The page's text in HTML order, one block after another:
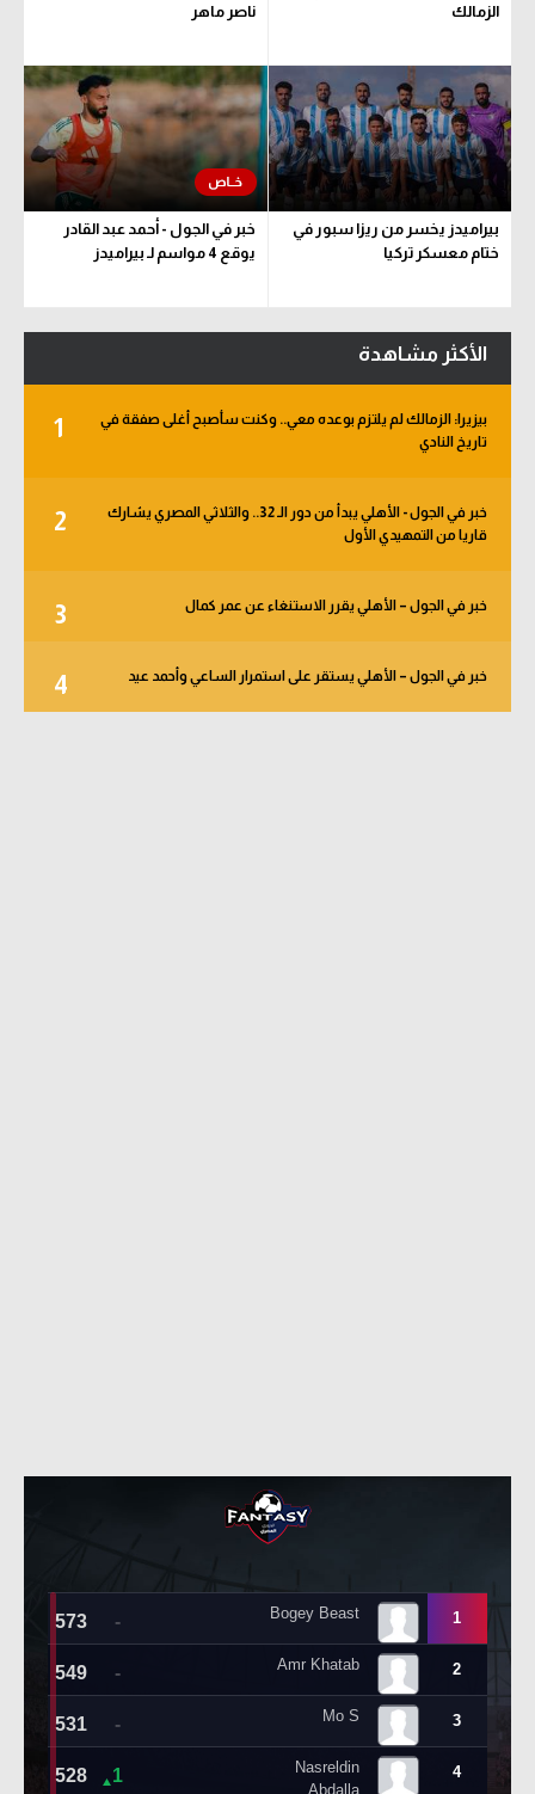
الزمالك
ناصر ماهر
بيراميدز يخسر من ريزا سبور في
ختام معسكر تركيا
خبر في الجول - أحمد عبد القادر
يوقع 4 مواسم لـ بيراميدز
الأكثر مشاهدة
1
بيزيرا: الزمالك لم يلتزم بوعده معي.. وكنت سأصبح أغلى صفقة في
تاريخ النادي
2
خبر في الجول - الأهلي يبدأ من دور الـ 32.. والثلاثي المصري يشارك
قاريا من التمهيدي الأول
3 خبر في الجول – الأهلي يقرر الاستنغاء عن عمر كمال
4 خبر في الجول – الأهلي يستقر على استمرار الساعي وأحمد عيد